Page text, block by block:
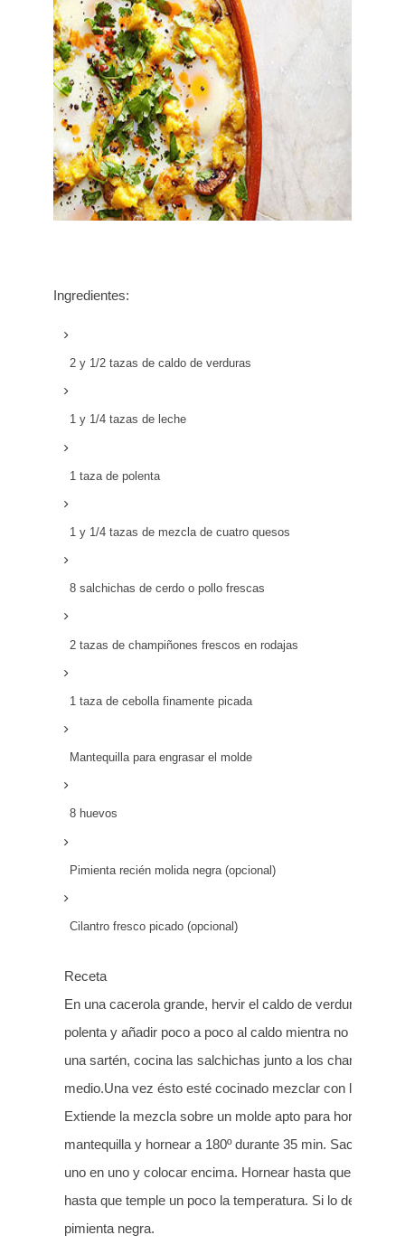
Ingredientes:
2 y 1/2 tazas de caldo de verduras
1 y 1/4 tazas de leche
1 taza de polenta
1 y 1/4 tazas de mezcla de cuatro quesos
8 salchichas de cerdo o pollo frescas
2 tazas de champiñones frescos en rodajas
1 taza de cebolla finamente picada
Mantequilla para engrasar el molde
8 huevos
Pimienta recién molida negra (opcional)
Cilantro fresco picado (opcional)
Receta
En una cacerola grande, hervir el caldo de verduras.
polenta y añadir poco a poco al caldo mientra no paras
una sartén, cocina las salchichas junto a los
medio.Una vez ésto esté cocinado mezclar con la
Extiende la mezcla sobre un molde apto para horno
mantequilla y hornear a 180º durante 35 min. Sacar del
uno en uno y colocar encima. Hornear hasta que cuajen
hasta que temple un poco la temperatura. Si lo deseas
pimienta negra.